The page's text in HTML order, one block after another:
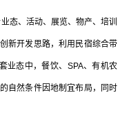
态、活动、展览、物产、培训
新开发思路，利用民宿综合带
业态中，餐饮、SPA、有机农
自然条件因地制宜布局，同时